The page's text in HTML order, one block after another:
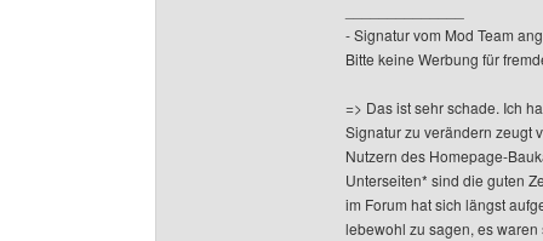
- Signatur vom Mod Team
Bitte keine Werbung für
=> Das ist sehr schade. Ich
Signatur zu verändern zeugt
Nutzern des Homepage-
Unterseiten* sind die guten
im Forum hat sich längst
lebewohl zu sagen, es